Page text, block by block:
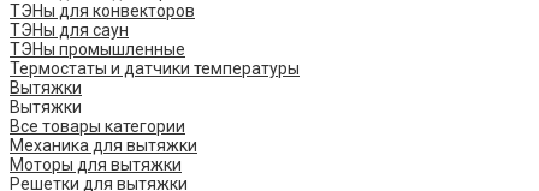
ТЭНы для конвекторов
ТЭНы для саун
ТЭНы промышленные
Термостаты и датчики температуры
Вытяжки
Вытяжки
Все товары категории
Механика для вытяжки
Моторы для вытяжки
Решетки для вытяжки